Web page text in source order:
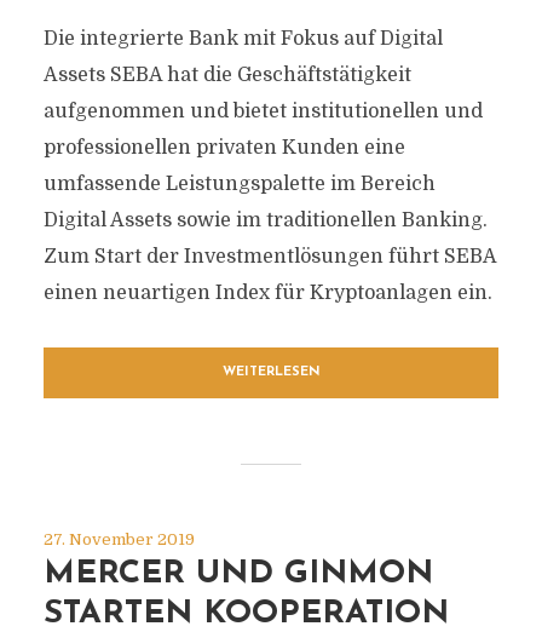
Die integrierte Bank mit Fokus auf Digital
Assets SEBA hat die Geschäftstätigkeit
aufgenommen und bietet institutionellen und
professionellen privaten Kunden eine
umfassende Leistungspalette im Bereich
Digital Assets sowie im traditionellen Banking.
Zum Start der Investmentlösungen führt SEBA
einen neuartigen Index für Kryptoanlagen ein.
WEITERLESEN
27. November 2019
MERCER UND GINMON
STARTEN KOOPERATION